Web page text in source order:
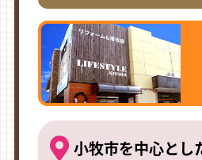
小牧市を中心とし